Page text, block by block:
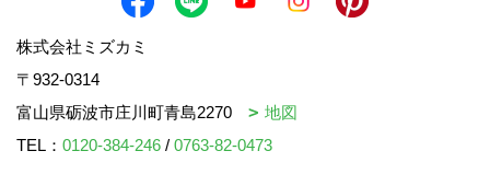
株式会社ミズカミ
〒932-0314
富山県砺波市庄川町青島2270
地図
TEL： 0120-384-246 / 0763-82-0473